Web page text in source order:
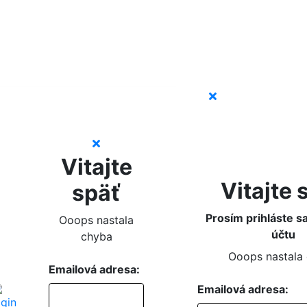
Vitajte
späť
Ooops nastala
chyba
Emailová adresa:
Vitajte
Prosím prihláste
účtu
Ooops nastala
Emailová adresa: